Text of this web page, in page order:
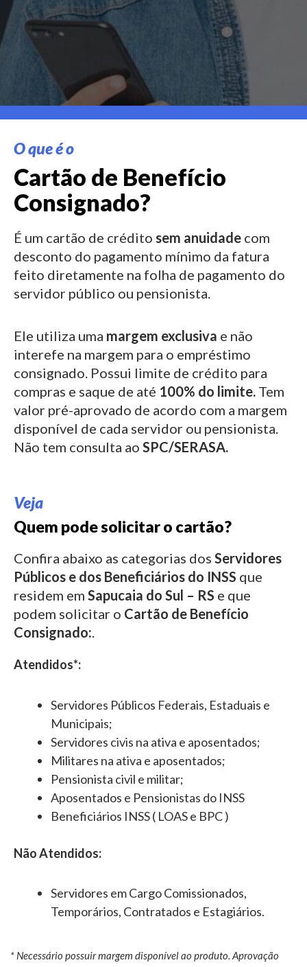
O que é o
Cartão de Benefício
Consignado?
É um cartão de crédito sem anuidade com
desconto do pagamento mínimo da fatura
feito diretamente na folha de pagamento do
servidor público ou pensionista.
Ele utiliza uma margem exclusiva e não
interefe na margem para o empréstimo
consignado. Possui limite de crédito para
compras e saque de até 100% do limite. Tem
valor pré-aprovado de acordo com a margem
disponível de cada servidor ou pensionista.
Não tem consulta ao SPC/SERASA.
Veja
Quem pode solicitar o cartão?
Confira abaixo as categorias dos Servidores
Públicos e dos Beneficiários do INSS que
residem em Sapucaia do Sul – RS e que
podem solicitar o Cartão de Benefício
Consignado:.
Atendidos*:
Servidores Públicos Federais, Estaduais e
Municipais;
Servidores civis na ativa e aposentados;
Militares na ativa e aposentados;
Pensionista civil e militar;
Aposentados e Pensionistas do INSS
Beneficiários INSS ( LOAS e BPC )
Não Atendidos:
Servidores em Cargo Comissionados,
Temporários, Contratados e Estagiários.
* Necessário possuir margem disponível ao produto. Aprovação